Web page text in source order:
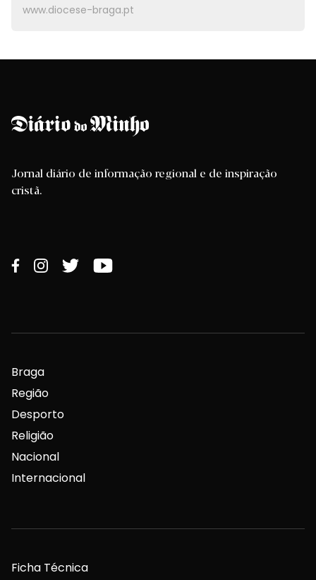
www.diocese-braga.pt
Jornal diário de informação regional e de inspiração
cristã.
Braga
Região
Desporto
Religião
Nacional
Internacional
Ficha Técnica